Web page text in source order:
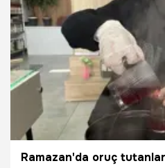
16.06.2026 Gündem